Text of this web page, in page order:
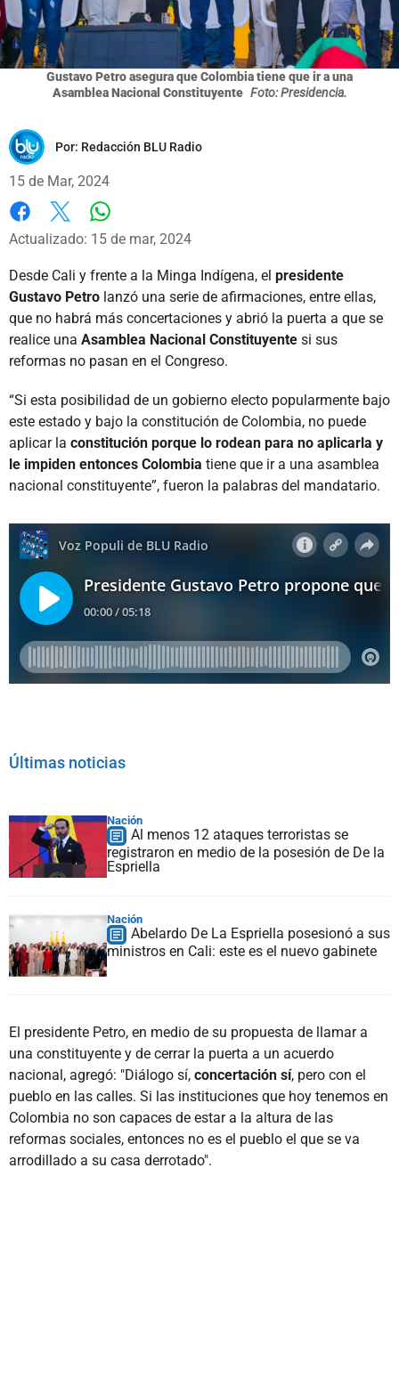
Gustavo Petro asegura que Colombia tiene que ir a una
Asamblea Nacional Constituyente Foto: Presidencia.
Por: Redacción BLU Radio
15 de Mar, 2024
Facebook
X
Actualizado: 15 de mar, 2024
Desde Cali y frente a la Minga Indígena, el presidente
Gustavo Petro lanzó una serie de afirmaciones, entre ellas,
que no habrá más concertaciones y abrió la puerta a que se
realice una Asamblea Nacional Constituyente si sus
reformas no pasan en el Congreso.
“Si esta posibilidad de un gobierno electo popularmente bajo
este estado y bajo la constitución de Colombia, no puede
aplicar la constitución porque lo rodean para no aplicarla y
le impiden entonces Colombia tiene que ir a una asamblea
nacional constituyente”, fueron la palabras del mandatario.
Últimas noticias
Nación
Al menos 12 ataques terroristas se
registraron en medio de la posesión de De la
Espriella
Nación
Abelardo De La Espriella posesionó a sus
ministros en Cali: este es el nuevo gabinete
El presidente Petro, en medio de su propuesta de llamar a
una constituyente y de cerrar la puerta a un acuerdo
nacional, agregó: "Diálogo sí, concertación sí, pero con el
pueblo en las calles. Si las instituciones que hoy tenemos en
Colombia no son capaces de estar a la altura de las
reformas sociales, entonces no es el pueblo el que se va
arrodillado a su casa derrotado".